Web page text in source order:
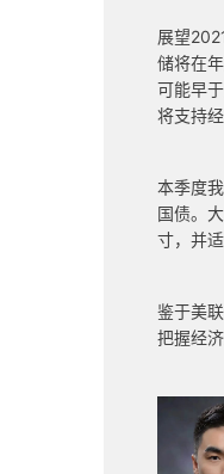
展望
储将在
可能早
将支持
本季度
国债。
寸，并
鉴于美
把握经